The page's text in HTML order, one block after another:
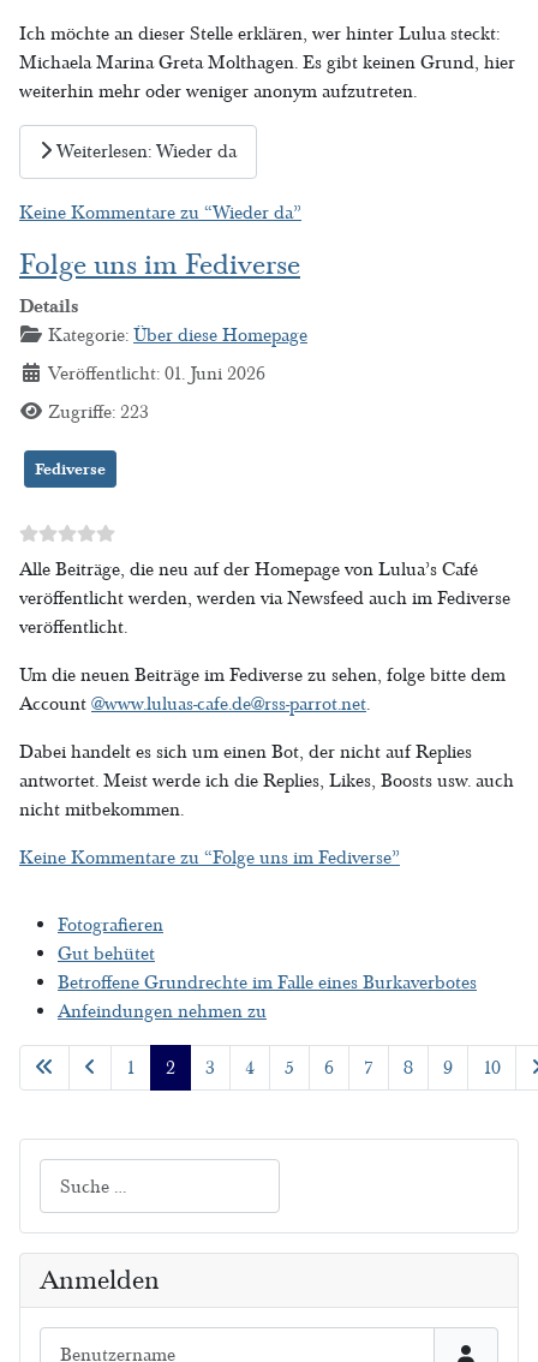
Ich möchte an dieser Stelle erklären, wer hinter Lulua steckt:
Michaela Marina Greta Molthagen. Es gibt keinen Grund, hier
weiterhin mehr oder weniger anonym aufzutreten.
Weiterlesen: Wieder da
Keine Kommentare zu “Wieder da”
Folge uns im Fediverse
Details
Kategorie: Über diese Homepage
Veröffentlicht: 01. Juni 2026
Zugriffe: 223
Fediverse
Alle Beiträge, die neu auf der Homepage von Lulua’s Café
veröffentlicht werden, werden via Newsfeed auch im Fediverse
veröffentlicht.
Um die neuen Beiträge im Fediverse zu sehen, folge bitte dem
Account @www.luluas-cafe.de@rss-parrot.net.
Dabei handelt es sich um einen Bot, der nicht auf Replies
antwortet. Meist werde ich die Replies, Likes, Boosts usw. auch
nicht mitbekommen.
Keine Kommentare zu “Folge uns im Fediverse”
Fotografieren
Gut behütet
Betroffene Grundrechte im Falle eines Burkaverbotes
Anfeindungen nehmen zu
Seite 2 von 17
1 2 3 4 5 6 7 8 9 10
Anmelden